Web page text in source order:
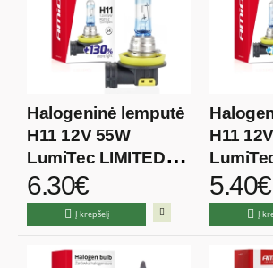
Halogeninė lemputė
H11 12V 55W
LumiTec LIMITED
+130%
6.30€
Į krepšelį
H11
White
5.40€
Į